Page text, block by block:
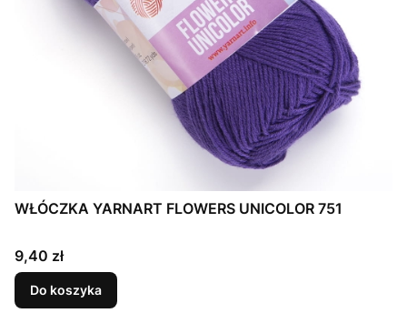
WŁÓCZKA YARNART FLOWERS UNICOLOR 751
Cena
9,40 zł
Do koszyka